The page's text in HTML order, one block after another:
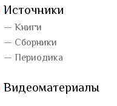
Источники
— Книги
— Сборники
— Периодика
Видеоматериалы